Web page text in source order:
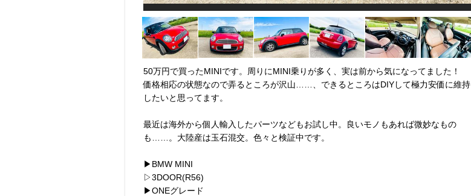
50万円で買ったMINIです。周りにMINI乗りが多く、実は前から気になってました！
価格相応の状態なので弄るところが沢山……、できるところはDIYして極力安価に維持
したいと思ってます。
最近は海外から個人輸入したパーツなどもお試し中。良いモノもあれば微妙なもの
も……。大陸産は玉石混交。色々と検証中です。
▶︎BMW MINI
▷3DOOR(R56)
▶︎ONEグレード